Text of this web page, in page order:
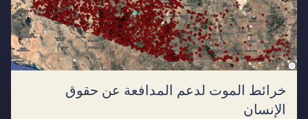
خرائط الموت لدعم المدافعة عن حقوق
الإنسان